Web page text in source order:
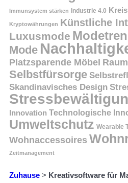
Immunsystem stärken Industrie 4.0
Kryptowährungen Künstliche
Luxusmode
Mode
Platzsparende Möbel
Selbstfürsorge
Skandinavisches Design
Innovation Technologische
Umweltschutz Wearable
Wohnaccessoires
Zeitmanagement
Zuhause > Kreativsoftware für